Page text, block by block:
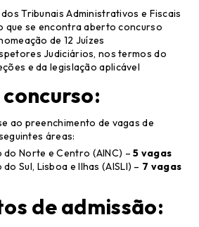
Tribunais Administrativos e Fiscais
que se encontra aberto concurso
de 12 Juízes
Judiciários, nos termos do
e da legislação aplicável
:
ao preenchimento de vagas de
áreas:
do Norte e Centro (AINC) –5 vagas
Sul, Lisboa e Ilhas (AISLI) – 7 vagas
de admissão: